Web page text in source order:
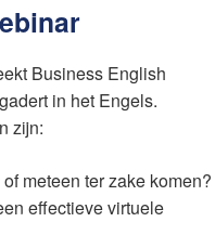
Business English
in het Engels.
zijn:
meteen ter zake komen?
effectieve virtuele